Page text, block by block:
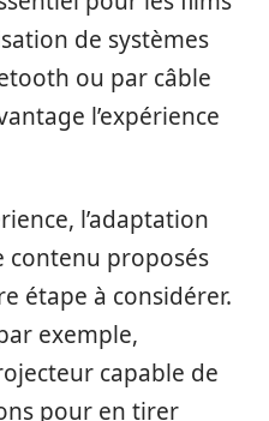
de systèmes
ou par câble
l’expérience
l’adaptation
contenu proposés
étape à considérer.
exemple,
capable de
pour en tirer